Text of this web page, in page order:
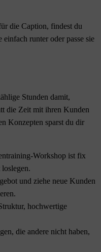
die Caption, findest du
runter oder passe sie
Stunden damit,
die Zeit mit ihren Kunden
Konzepten sparst du dir
Workshop ist fix
und ziehe neue Kunden
hochwertige
die andere nicht haben,